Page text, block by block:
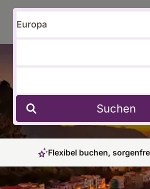
Suchen
Flexibel buchen,